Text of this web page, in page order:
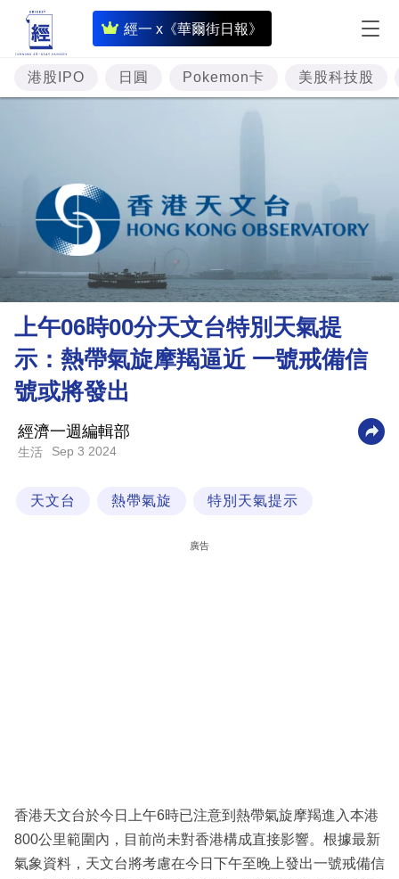
經一 x《華爾街日報》
即
時
財
經
資
樓
市
理
財
商
業
科
技
場
港股IPO 日圓 Pokemon卡 美股科技股
上午06時00分天文台特別天氣提
示：熱帶氣旋摩羯逼近 一號戒備信
號或將發出
經濟一週編輯部
生活 Sep 3 2024
天文台 熱帶氣旋 特別天氣提示
廣告
香港天文台於今日上午6時已注意到熱帶氣旋摩羯進入本港
800公里範圍內，目前尚未對香港構成直接影響。根據最新
氣象資料，天文台將考慮在今日下午至晚上發出一號戒備信